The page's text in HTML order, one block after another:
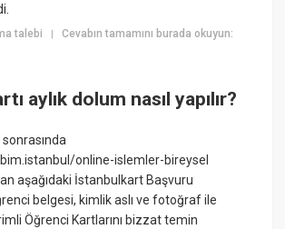
talebi |Cevabın tamamını burada okuyun:
aylık dolum nasıl yapılır?
sonrasında
online-islemler-bireysel
aşağıdaki İstanbulkart Başvuru
belgesi, kimlik aslı ve fotoğraf ile
Öğrenci Kartlarını bizzat temin